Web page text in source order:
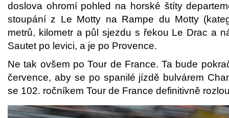
doslova ohromí pohled na horské štíty
stoupání z Le Motty na Rampe du Motty
metrů, kilometr a půl sjezdu s řekou Le Drac a
Sautet po levici, a je po Provence.
Ne tak ovšem po Tour de France. Ta bude
července, aby se po spanilé jízdě bulvárem
se 102. ročníkem Tour de France definitivně